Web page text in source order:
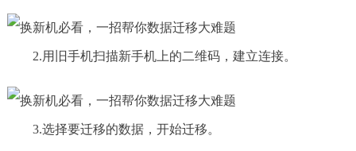
2.用旧手机扫描新手机上的二维码，建立连接。
3.选择要迁移的数据，开始迁移。